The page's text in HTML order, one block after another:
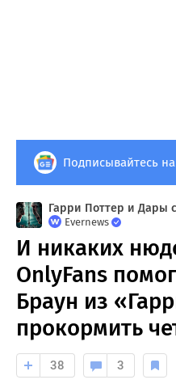
Подписывайтесь
Evernews
И никаких
OnlyFans
Браун из
прокормить
38 3